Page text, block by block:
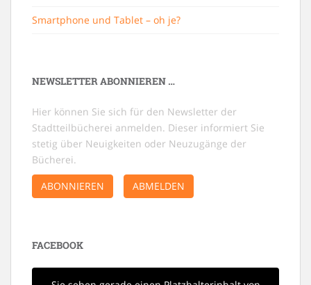
Smartphone und Tablet – oh je?
NEWSLETTER ABONNIEREN …
Hier können Sie sich für den Newsletter der
Stadtteilbücherei anmelden. Dieser informiert Sie
stetig über Neuigkeiten oder Neuzugänge der
Bücherei.
ABONNIEREN
ABMELDEN
FACEBOOK